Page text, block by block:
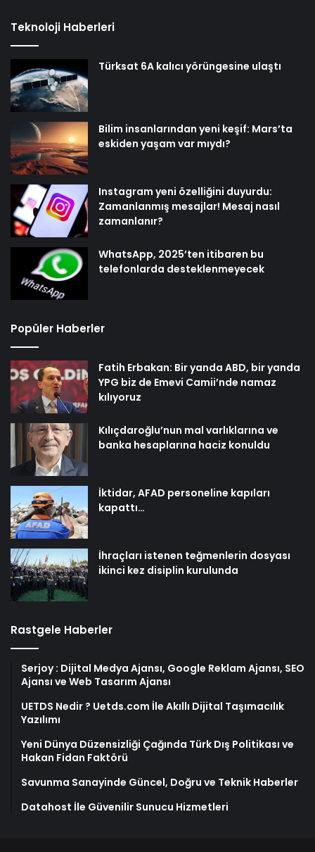
Teknoloji Haberleri
Türksat 6A kalıcı yörüngesine ulaştı
Bilim insanlarından yeni keşif: Mars’ta
eskiden yaşam var mıydı?
Instagram yeni özelliğini duyurdu:
Zamanlanmış mesajlar! Mesaj nasıl
zamanlanır?
WhatsApp, 2025’ten itibaren bu
telefonlarda desteklenmeyecek
Popüler Haberler
Fatih Erbakan: Bir yanda ABD, bir yanda
YPG biz de Emevi Camii’nde namaz
kılıyoruz
Kılıçdaroğlu’nun mal varlıklarına ve
banka hesaplarına haciz konuldu
İktidar, AFAD personeline kapıları
kapattı…
İhraçları istenen teğmenlerin dosyası
ikinci kez disiplin kurulunda
Rastgele Haberler
Serjoy : Dijital Medya Ajansı, Google Reklam Ajansı, SEO
Ajansı ve Web Tasarım Ajansı
UETDS Nedir ? Uetds.com İle Akıllı Dijital Taşımacılık
Yazılımı
Yeni Dünya Düzensizliği Çağında Türk Dış Politikası ve
Hakan Fidan Faktörü
Savunma Sanayinde Güncel, Doğru ve Teknik Haberler
Datahost İle Güvenilir Sunucu Hizmetleri